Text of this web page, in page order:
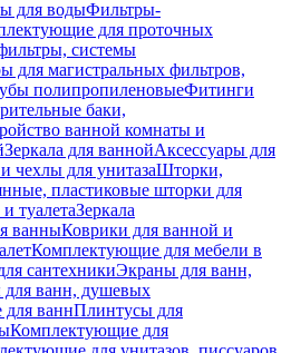
для водыФильтры-
для проточных
системы
для магистральных фильтров,
полипропиленовыеФитинги
баки,
ванной комнаты и
Зеркала для ваннойАксессуары для
чехлы для унитазаШторки,
пластиковые шторки для
туалетаЗеркала
ванныКоврики для ванной и
Комплектующие для мебели в
сантехникиЭкраны для ванн,
ванн, душевых
ваннПлинтусы для
Комплектующие для